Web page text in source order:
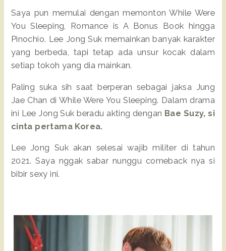
Saya pun memulai dengan memonton While Were
You Sleeping, Romance is A Bonus Book hingga
Pinochio. Lee Jong Suk memainkan banyak karakter
yang berbeda, tapi tetap ada unsur kocak dalam
setiap tokoh yang dia mainkan.
Paling suka sih saat berperan sebagai jaksa Jung
Jae Chan di While Were You Sleeping. Dalam drama
ini Lee Jong Suk beradu akting dengan Bae Suzy, si
cinta pertama Korea.
Lee Jong Suk akan selesai wajib militer di tahun
2021. Saya nggak sabar nunggu comeback nya si
bibir sexy ini.